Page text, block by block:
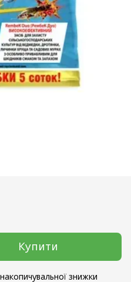
Купити
знижки